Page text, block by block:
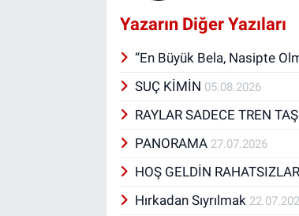
Yazarın Diğer Yazıları
“En Büyük Bela, Nasipte
SUÇ KİMİN 05.08.2026
RAYLAR SADECE TREN
PANORAMA 27.07.2026
HOŞ GELDİN
Hırkadan Sıyrılmak